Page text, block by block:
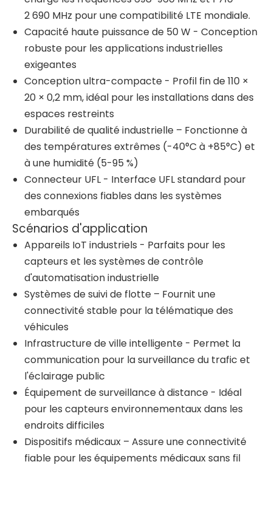
2 690 MHz pour une compatibilité LTE mondiale.
Capacité haute puissance de 50 W - Conception
robuste pour les applications industrielles
exigeantes
Conception ultra-compacte - Profil fin de 110 ×
20 × 0,2 mm, idéal pour les installations dans des
espaces restreints
Durabilité de qualité industrielle – Fonctionne à
des températures extrêmes (-40°C à +85°C) et
à une humidité (5-95 %)
Connecteur UFL - Interface UFL standard pour
des connexions fiables dans les systèmes
embarqués
Scénarios d'application
Appareils IoT industriels - Parfaits pour les
capteurs et les systèmes de contrôle
d'automatisation industrielle
Systèmes de suivi de flotte – Fournit une
connectivité stable pour la télématique des
véhicules
Infrastructure de ville intelligente - Permet la
communication pour la surveillance du trafic et
l'éclairage public
Équipement de surveillance à distance - Idéal
pour les capteurs environnementaux dans les
endroits difficiles
Dispositifs médicaux – Assure une connectivité
fiable pour les équipements médicaux sans fil